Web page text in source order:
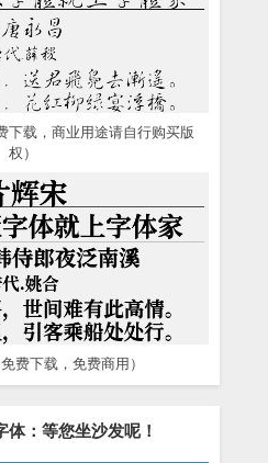
下载，商业用途请自行购买版
权）
费下载，免费商用）
：等您坐沙发呢！